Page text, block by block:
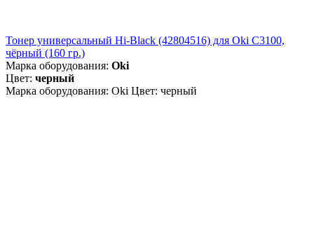
Тонер универсальный Hi-Black (42804516) для Oki С3100,
чёрный (160 гр.)
Марка оборудования: Oki
Цвет: черный
Марка оборудования: Oki Цвет: черный